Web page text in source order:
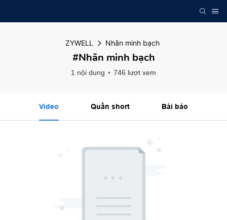
ZYWELL Nhãn minh bạch
#Nhãn minh bạch
1 nội dung 746 lượt xem
Video Quần short Bài báo